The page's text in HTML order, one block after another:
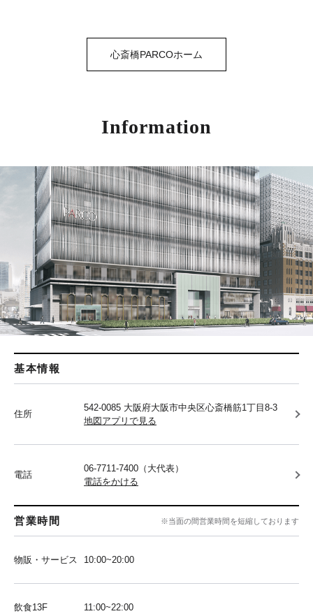
心斎橋PARCOホーム
Information
基本情報
住所
542-0085 大阪府大阪市中央区心斎橋筋1丁目8-3
地図アプリで見る
電話
06-7711-7400（大代表）
電話をかける
営業時間 ※当面の間営業時間を短縮しております
物販・サービス 10:00~20:00
飲食13F 11:00~22:00